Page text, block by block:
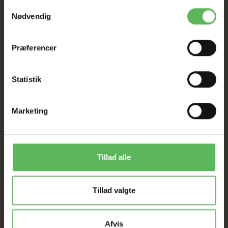
Nødvendig
Præferencer
Statistik
Marketing
Tillad alle
Tillad valgte
Afvis
JR FARM MARKURTER
JR FARM
GULERODSCHIPS